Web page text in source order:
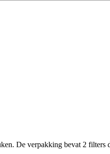
De verpakking bevat 2